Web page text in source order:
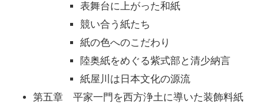
表舞台に上がった和紙
競い合う紙たち
紙の色へのこだわり
陸奥紙をめぐる紫式部と清少納言
紙屋川は日本文化の源流
第五章 平家一門を西方浄土に導いた装飾料紙